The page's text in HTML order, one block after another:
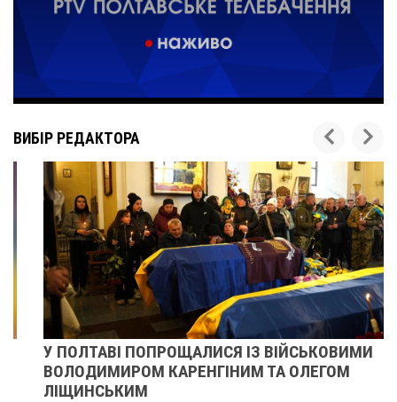
ВИБІР РЕДАКТОРА
У ПОЛТАВІ ПОПРОЩАЛИСЯ ІЗ ВІЙСЬКОВИМИ
ВОЛОДИМИРОМ КАРЕНГІНИМ ТА ОЛЕГОМ
ЛІЩИНСЬКИМ